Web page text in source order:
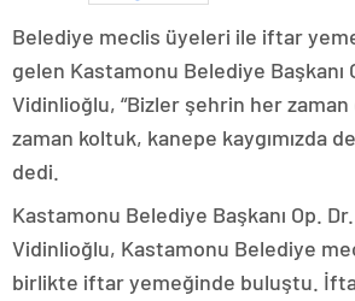
Belediye meclis üyeleri ile iftar
gelen Kastamonu Belediye Başkanı
Vidinlioğlu, “Bizler şehrin her
zaman koltuk, kanepe kaygımızda
dedi.
Kastamonu Belediye Başkanı Op.
Vidinlioğlu, Kastamonu Belediye
birlikte iftar yemeğinde buluştu.